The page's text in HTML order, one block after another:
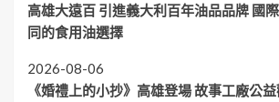
高雄大遠百 引進義大利百年油品品牌 國
同的食用油選擇
2026-08-06
《婚禮上的小抄》高雄登場 故事工廠公